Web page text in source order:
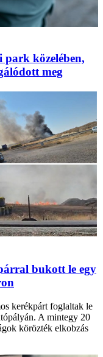
közelében,
meg
bukott le egy
kerékpárt foglaltak le
A mintegy 20
körözték elkobzás